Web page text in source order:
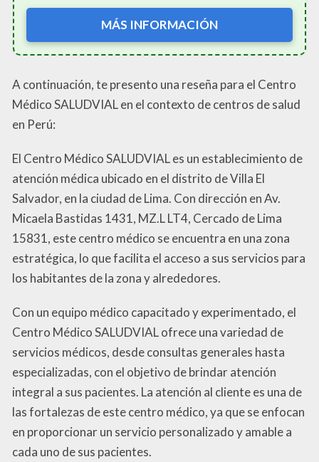
MÁS INFORMACIÓN
A continuación, te presento una reseña para el Centro
Médico SALUDVIAL en el contexto de centros de salud
en Perú:
El Centro Médico SALUDVIAL es un establecimiento de
atención médica ubicado en el distrito de Villa El
Salvador, en la ciudad de Lima. Con dirección en Av.
Micaela Bastidas 1431, MZ.L LT4, Cercado de Lima
15831, este centro médico se encuentra en una zona
estratégica, lo que facilita el acceso a sus servicios para
los habitantes de la zona y alrededores.
Con un equipo médico capacitado y experimentado, el
Centro Médico SALUDVIAL ofrece una variedad de
servicios médicos, desde consultas generales hasta
especializadas, con el objetivo de brindar atención
integral a sus pacientes. La atención al cliente es una de
las fortalezas de este centro médico, ya que se enfocan
en proporcionar un servicio personalizado y amable a
cada uno de sus pacientes.